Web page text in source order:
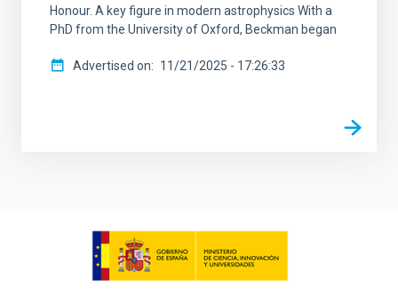
Honour. A key figure in modern astrophysics With a
PhD from the University of Oxford, Beckman began
Advertised on 11/21/2025 - 17:26:33